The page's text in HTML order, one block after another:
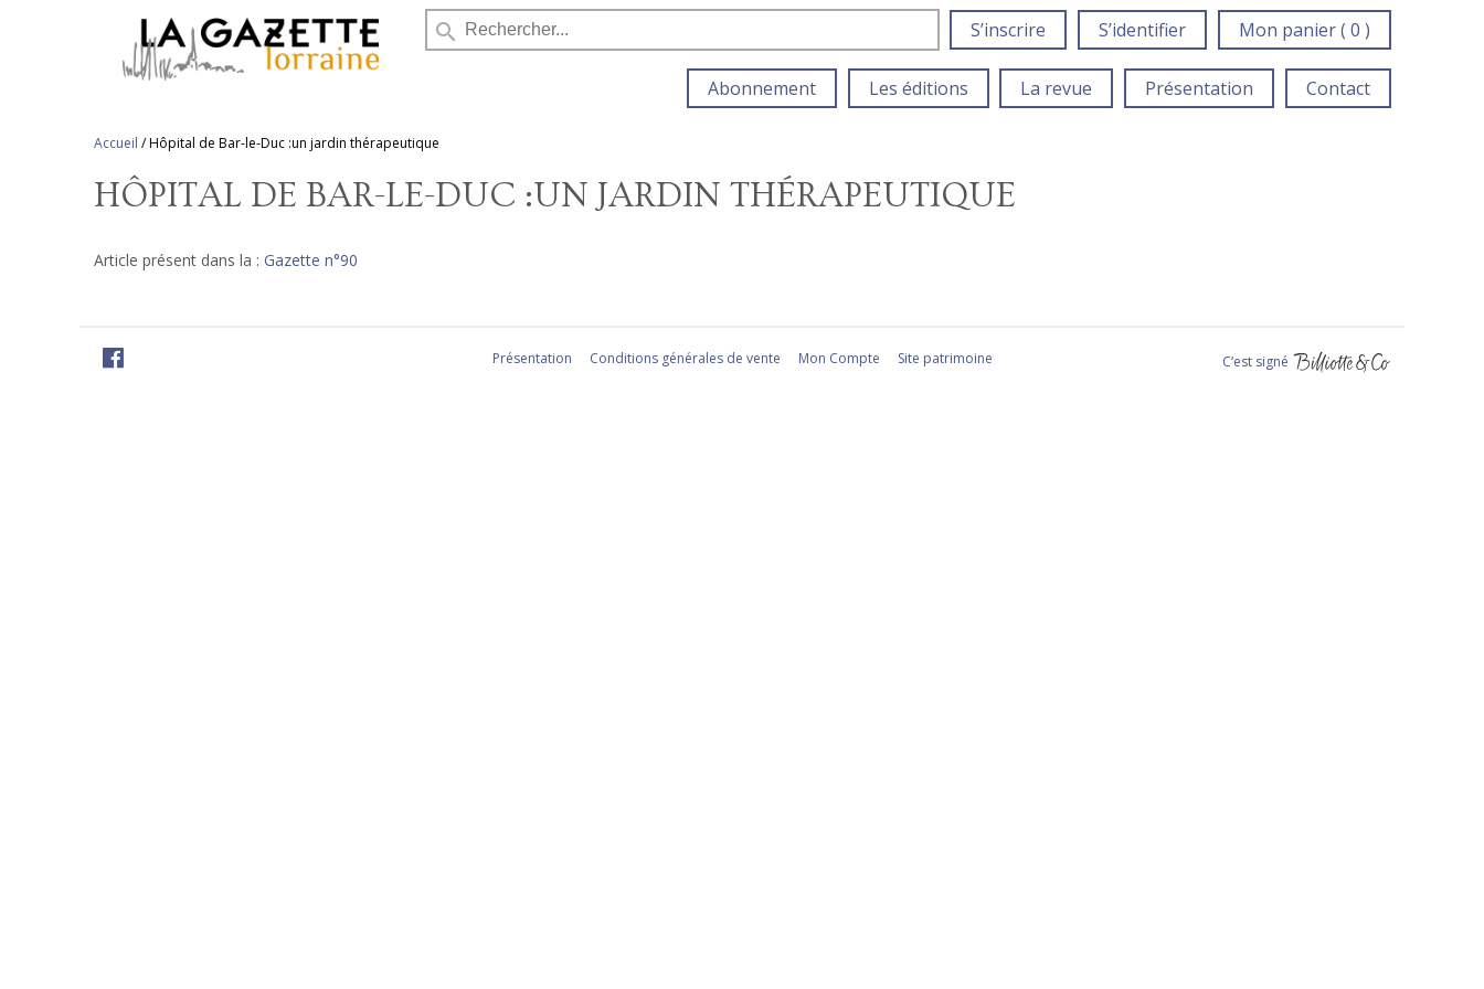
search S’inscrire S’identifier Mon panier ( 0 )
Abonnement Les éditions La revue Présentation Contact
Accueil /Hôpital de Bar-le-Duc :un jardin thérapeutique
HÔPITAL DE BAR-LE-DUC :UN JARDIN THÉRAPEUTIQUE
Article présent dans la : Gazette n°90
Présentation Conditions générales de vente Mon Compte Site patrimoine C‘est signé